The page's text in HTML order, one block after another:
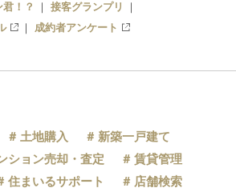
！？
接客グランプリ
成約者アンケート
土地購入
新築一戸建て
ション売却・査定
賃貸管理
住まいるサポート
店舗検索